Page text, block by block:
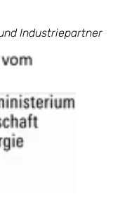
Industriepartner